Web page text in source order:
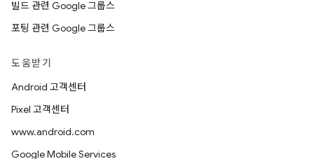
빌드 관련 Google 그룹스
포팅 관련 Google 그룹스
도움받기
Android 고객센터
Pixel 고객센터
www.android.com
Google Mobile Services